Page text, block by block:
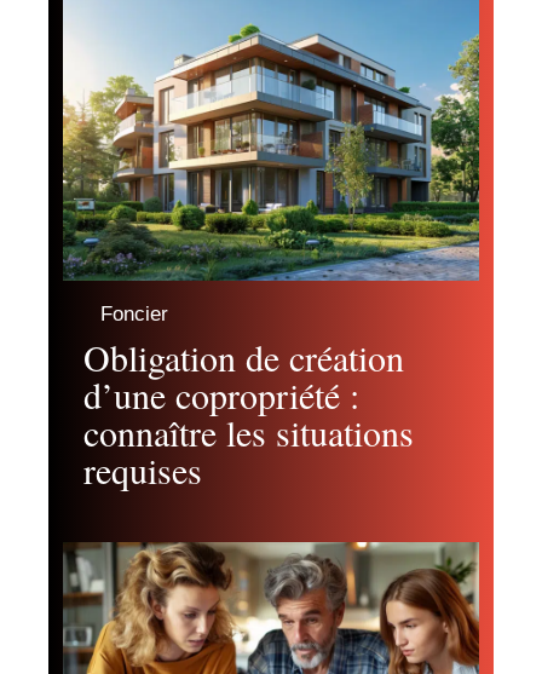
Foncier
Obligation de création
d’une copropriété :
connaître les situations
requises